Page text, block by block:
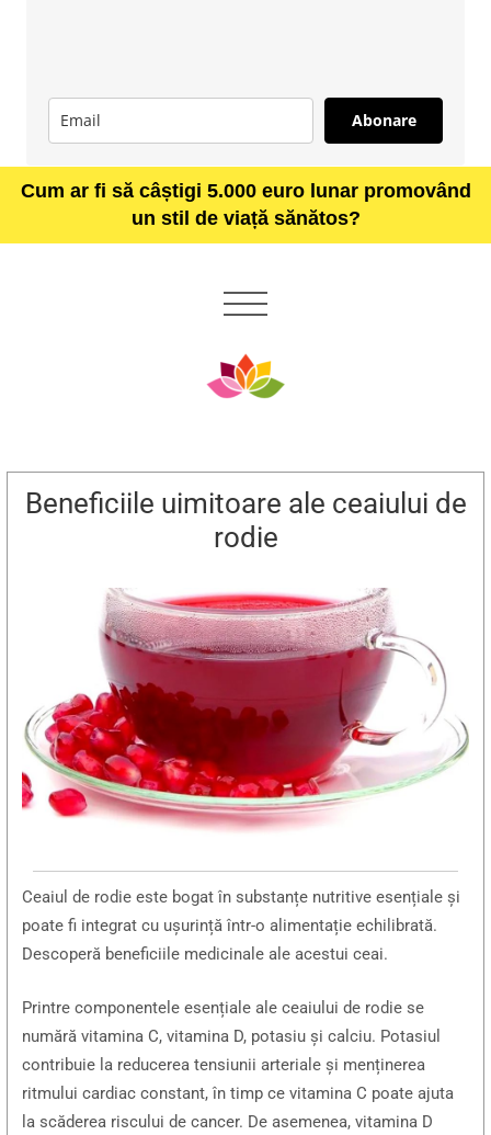
Abonare
Cum ar fi să câștigi 5.000 euro lunar promovând
un stil de viață sănătos?
Beneficiile uimitoare ale ceaiului de
rodie
Ceaiul de rodie este bogat în substanțe nutritive esențiale și
poate fi integrat cu ușurință într-o alimentație echilibrată.
Descoperă beneficiile medicinale ale acestui ceai.
Printre componentele esențiale ale ceaiului de rodie se
numără vitamina C, vitamina D, potasiu și calciu. Potasiul
contribuie la reducerea tensiunii arteriale și menținerea
ritmului cardiac constant, în timp ce vitamina C poate ajuta
la scăderea riscului de cancer. De asemenea, vitamina D